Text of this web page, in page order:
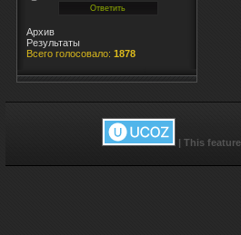
Архив
Результаты
Всего голосовало: 1878
| This